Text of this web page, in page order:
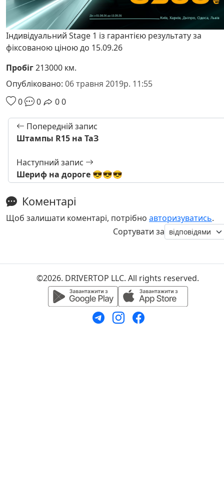
Індивідуальний Stage 1 із гарантією результату за
фіксованою ціною до 15.09.26
Пробіг213000 км.
Опубліковано: 06 травня 2019р. 11:55
0
0 00
Попередній запис
Штампы R15 на ТаЗ
Наступний запис
Шериф на дороге 😎😎😎
Коментарі
Щоб залишати коментарі, потрібно авторизуватись.
Сортувати за
©2026. DRIVERTOP LLC. All rights reserved.